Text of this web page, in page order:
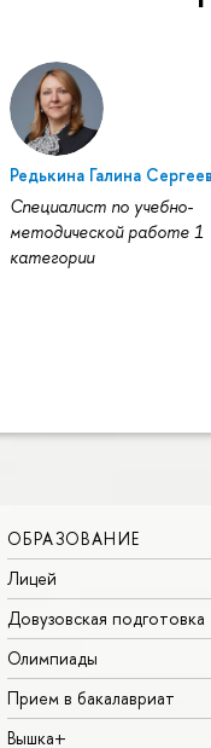
Редькина Галина
Специалист по учебно-
методической работе 1
категории
ОБРАЗОВАНИЕ
Лицей
Довузовская подготовка
Олимпиады
Прием в бакалавриат
Вышка+